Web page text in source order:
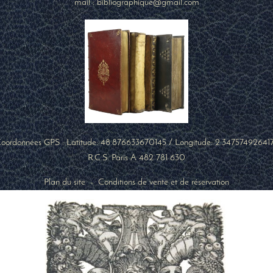
mail : bibliographique@gmail.com
GPS : Latitude:48.876633670145/ Longitude:
R.C.S. Paris A 482 781 630
Plan du site-Conditions de vente et de réservation